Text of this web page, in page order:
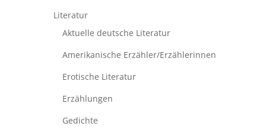
Literatur
Aktuelle deutsche Literatur
Amerikanische Erzähler/Erzählerinnen
Erotische Literatur
Erzählungen
Gedichte